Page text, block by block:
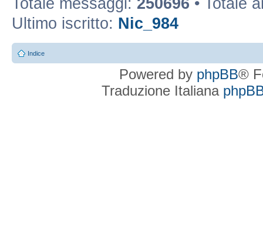
Ultimo iscritto: Nic_984
Indice
Powered by phpBB®
Traduzione Italiana